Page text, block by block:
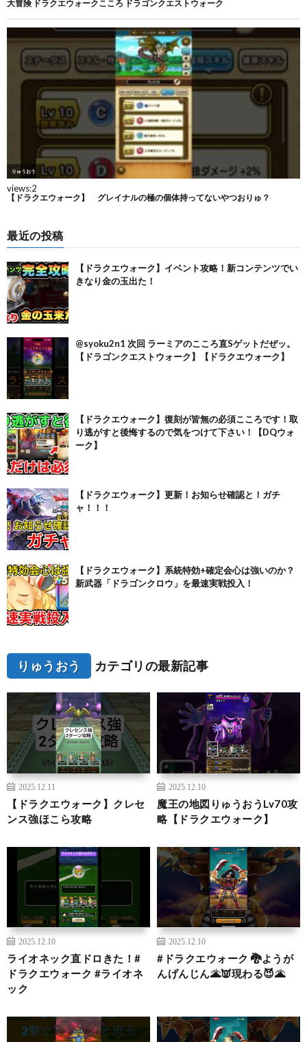
最近の投稿
【ドラクエウォーク】イベント攻略！新コンテンツでい
きなり金の玉出た！
@syoku2n1 次回 ラーミアのこころ直Sゲットだぜッ。
【ドラゴンクエストウォーク】【ドラクエウォーク】
【ドラクエウォーク】復刻が皆無の必須こころです！取
り逃がすと後悔するので気をつけて下さい！【DQウォ
ーク】
【ドラクエウォーク】更新！お知らせ確認と！ガチ
ャ！！！
【ドラクエウォーク】系統特効+確定会心は強いのか？
新武器「ドラゴンクロウ」を最速実戦投入！
りゅうおう カテゴリの最新記事
2025.12.11
【ドラクエウォーク】クレセ
ンス強ほこら攻略
2025.12.10
魔王の地図りゅうおうLv70攻
略【ドラクエウォーク】
2025.12.10
ライオネック直ドロきた！#
ドラクエウォーク #ライオネ
ック
2025.12.10
#ドラクエウォーク 🐉ようが
んげんじん🌋👿現わる😈🌋